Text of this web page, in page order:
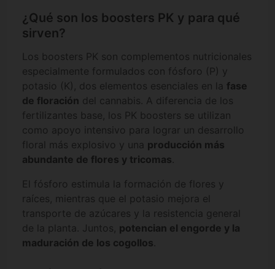
¿Qué son los boosters PK y para qué
sirven?
Los boosters PK son complementos nutricionales
especialmente formulados con fósforo (P) y
potasio (K), dos elementos esenciales en la fase
de floración del cannabis. A diferencia de los
fertilizantes base, los PK boosters se utilizan
como apoyo intensivo para lograr un desarrollo
floral más explosivo y una producción más
abundante de flores y tricomas.
El fósforo estimula la formación de flores y
raíces, mientras que el potasio mejora el
transporte de azúcares y la resistencia general
de la planta. Juntos, potencian el engorde y la
maduración de los cogollos.